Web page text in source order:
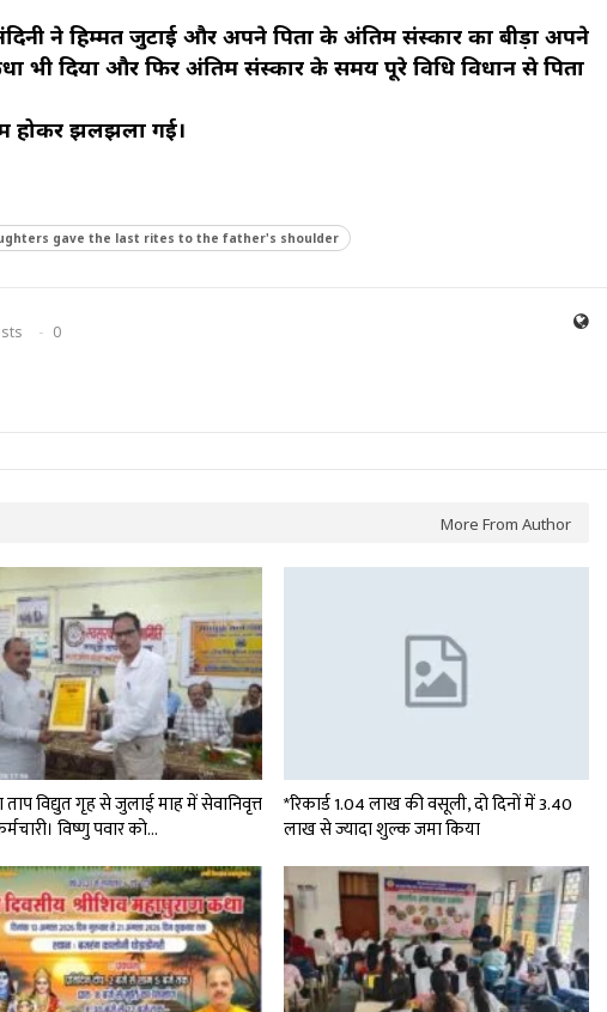
ने हिम्मत जुटाई और अपने पिता के अंतिम संस्कार का बीड़ा अपने
भी दिया और फिर अंतिम संस्कार के समय पूरे विधि विधान से पिता
होकर झलझला गई।
gave the last rites to the father's shoulder
0
More From Author
विद्युत गृह से जुलाई माह में सेवानिवृत्त
विष्णु पवार को…
*रिकार्ड 1.04 लाख की वसूली, दो दिनों में 3.40
लाख से ज्यादा शुल्क जमा किया